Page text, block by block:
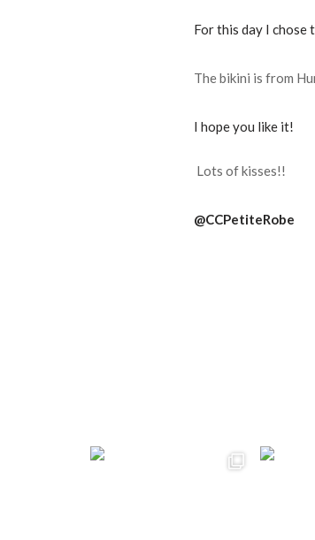
For this day I chose
The bikini is from
I hope you like it!
Lots of kisses!!
@CCPetiteRobe